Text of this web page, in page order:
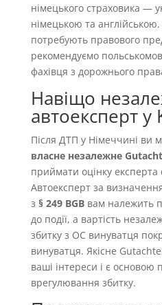
німецького страховика —
німецькою та
потребують правового
рекомендуємо
фахівця з дорожнього
Навіщо
автоексперт у
Після ДТП у Німеччині ви
власне незалежне
приймати оцінку експерта
Автоексперт за
з § 249 BGBвам належить
до події, а вартість
збитку з OC винуватця
винуватця. Якісне
ваші інтереси і є основою
врегулювання збитку.